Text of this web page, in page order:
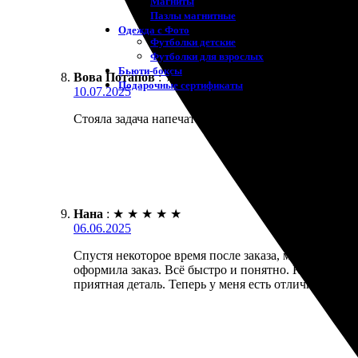
Пазлы магнитные
Одежда с Фото
Футболки детские
Футболки для взрослых
Бьюти-боксы
Подарочные сертификаты
Вова Потапов : ★ ★
10.07.2025
Стояла задача напечатать фотографии. Заказал
Нана : ★ ★ ★ ★ ★
06.06.2025
Спустя некоторое время после заказа, мне
оформила заказ. Всё быстро и понятно. Качество
приятная деталь. Теперь у меня есть отличные